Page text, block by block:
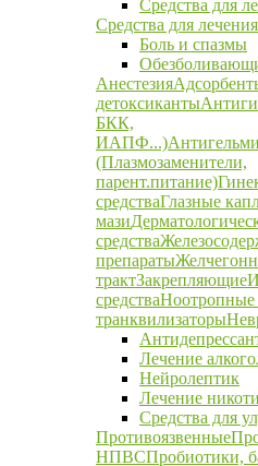
Средства для
Средства для
Боль и спазмы
Анестезия
детоксиканты
БКК,
ИАПФ...)
(Плазмозаменители,
парент.питание)
средстваГлазные
мази
средства
препараты
трактЗакрепляющие
средстваНоотропные
транквилизаторы
Лечение
Нейролептик
Лечение
Средства для
Противоязвенные
НПВСПробиотики,